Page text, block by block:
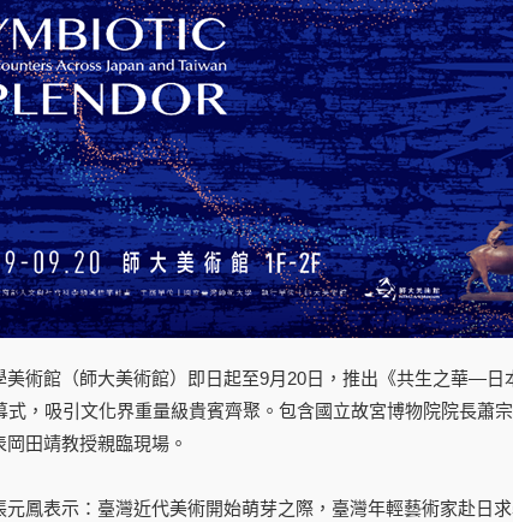
美術館（師大美術館）即日起至9月20日，推出《共生之華—
式，吸引文化界重量級貴賓齊聚。包含國立故宮博物院院長
田靖教授親臨現場。
元鳳表示：臺灣近代美術開始萌芽之際，臺灣年輕藝術家赴日